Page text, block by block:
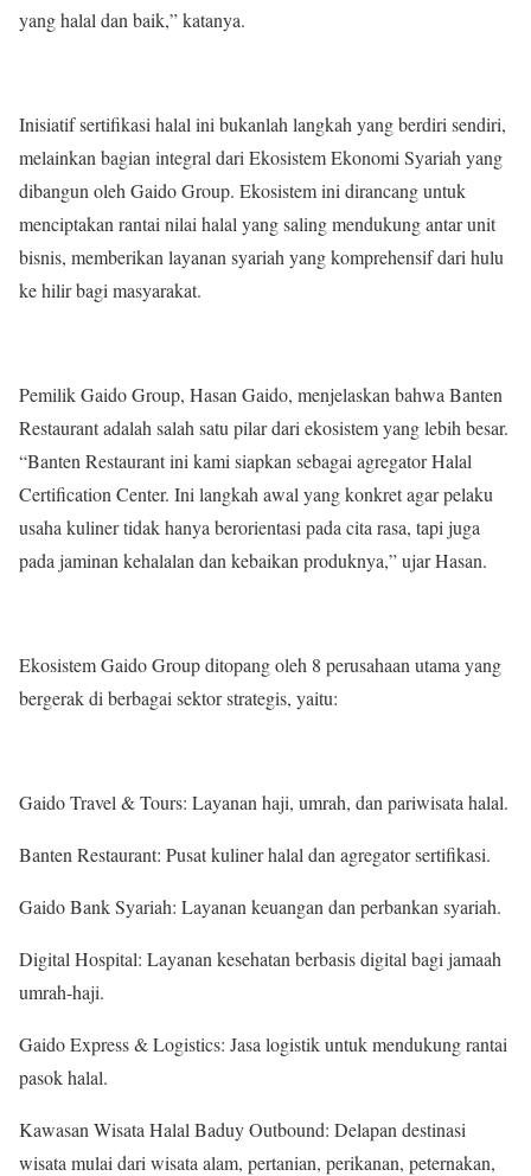
yang halal dan baik,” katanya.
Inisiatif sertifikasi halal ini bukanlah langkah yang berdiri sendiri,
melainkan bagian integral dari Ekosistem Ekonomi Syariah yang
dibangun oleh Gaido Group. Ekosistem ini dirancang untuk
menciptakan rantai nilai halal yang saling mendukung antar unit
bisnis, memberikan layanan syariah yang komprehensif dari hulu
ke hilir bagi masyarakat.
Pemilik Gaido Group, Hasan Gaido, menjelaskan bahwa Banten
Restaurant adalah salah satu pilar dari ekosistem yang lebih besar.
“Banten Restaurant ini kami siapkan sebagai agregator Halal
Certification Center. Ini langkah awal yang konkret agar pelaku
usaha kuliner tidak hanya berorientasi pada cita rasa, tapi juga
pada jaminan kehalalan dan kebaikan produknya,” ujar Hasan.
Ekosistem Gaido Group ditopang oleh 8 perusahaan utama yang
bergerak di berbagai sektor strategis, yaitu:
Gaido Travel & Tours: Layanan haji, umrah, dan pariwisata halal.
Banten Restaurant: Pusat kuliner halal dan agregator sertifikasi.
Gaido Bank Syariah: Layanan keuangan dan perbankan syariah.
Digital Hospital: Layanan kesehatan berbasis digital bagi jamaah
umrah-haji.
Gaido Express & Logistics: Jasa logistik untuk mendukung rantai
pasok halal.
Kawasan Wisata Halal Baduy Outbound: Delapan destinasi
wisata mulai dari wisata alam, pertanian, perikanan, peternakan,